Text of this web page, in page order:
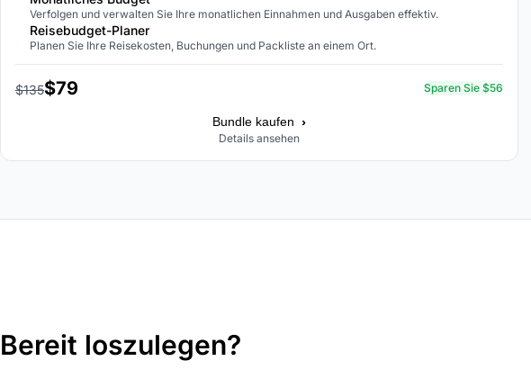
Verfolgen und verwalten Sie Ihre monatlichen Einnahmen und Ausgaben effektiv.
Reisebudget-Planer
Planen Sie Ihre Reisekosten, Buchungen und Packliste an einem Ort.
$135$79 Sparen Sie $56
Bundle kaufen ›
Details ansehen
Bereit loszulegen?